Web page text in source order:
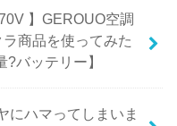
】GEROUO空調
商品を使ってみた
バッテリー】
にハマってしまいま